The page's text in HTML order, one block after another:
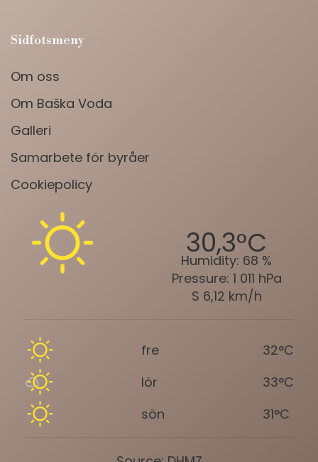
Sidfotsmeny
Om oss
Om Baška Voda
Galleri
Samarbete för byråer
Cookiepolicy
30,3°C
Humidity: 68 %
Pressure: 1 011 hPa
S 6,12 km/h
fre
32°C
lör
33°C
sön
31°C